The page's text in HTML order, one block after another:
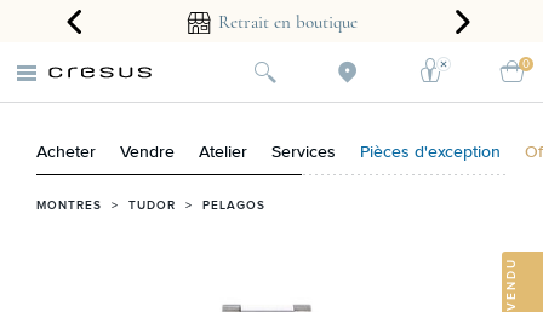
2 ans Retrait en boutique
0
Acheter Vendre Atelier Services Pièces d'exception
MONTRES > TUDOR > PELAGOS
VENDU